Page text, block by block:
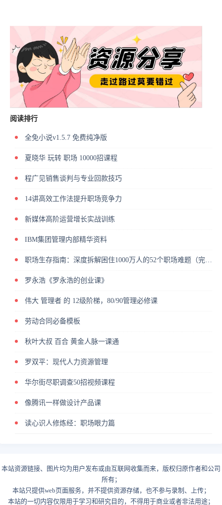
阅读排行
全免小说v1.5.7 免费纯净版
夏晓华 玩转 职场 10000招课程
程广见销售谈判与专业回款技巧
14讲高效工作法提升职场竞争力
新媒体高阶运营增长实战训练
IBM集团管理内部精华资料
职场生存指南：深度拆解困住1000万人的52个职场难题（完结）
罗永浩《罗永浩的创业课》
伟大 管理者 的 12级阶梯，80/90管理必修课
劳动合同必备模板
秋叶大叔 百合 黄金人脉一课通
罗双平：现代人力资源管理
华尔街尽职调查50招视频课程
像腾讯一样做设计产品课
读心识人修炼经：职场眼力篇
本站资源链接、图片均为用户发布或由互联网收集而来，版权归原作者和公司
所有；
本站只提供web页面服务，并不提供资源存储，也不参与录制、上传；
本站的一切内容仅限用于学习和研究目的，不得用于商业或者非法用途；